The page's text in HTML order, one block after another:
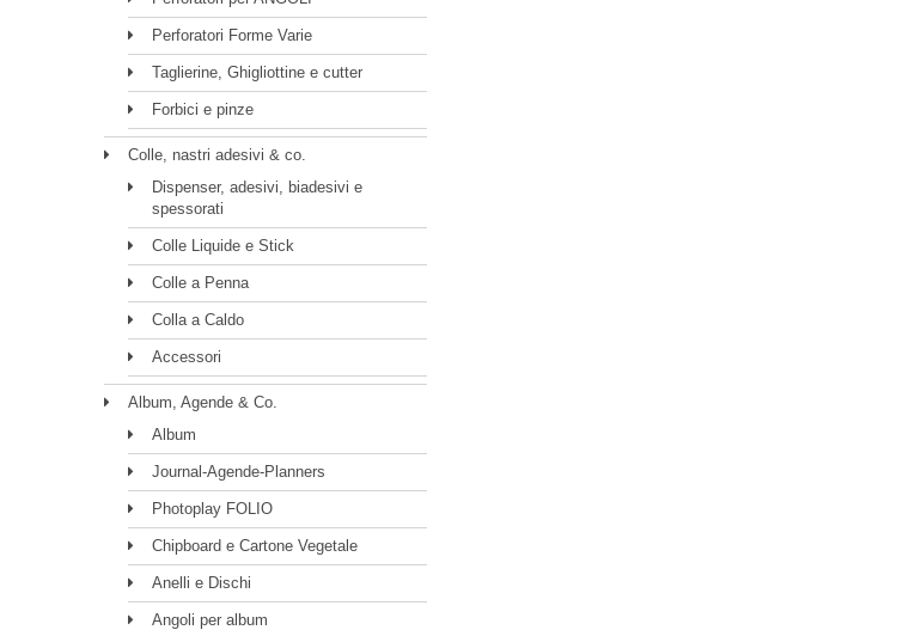
Perforatori Forme Varie
Taglierine, Ghigliottine e cutter
Forbici e pinze
Colle, nastri adesivi & co.
Dispenser, adesivi, biadesivi e
spessorati
Colle Liquide e Stick
Colle a Penna
Colla a Caldo
Accessori
Album, Agende & Co.
Album
Journal-Agende-Planners
Photoplay FOLIO
Chipboard e Cartone Vegetale
Anelli e Dischi
Angoli per album